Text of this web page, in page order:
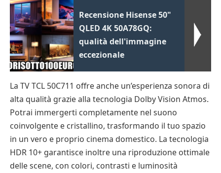
Recensione Hisense 50"
QLED 4K 50A78GQ:
qualità dell'immagine
eccezionale
La TV TCL 50C711 offre anche un’esperienza sonora di
alta qualità grazie alla tecnologia Dolby Vision Atmos.
Potrai immergerti completamente nel suono
coinvolgente e cristallino, trasformando il tuo spazio
in un vero e proprio cinema domestico. La tecnologia
HDR 10+ garantisce inoltre una riproduzione ottimale
delle scene, con colori, contrasti e luminosità